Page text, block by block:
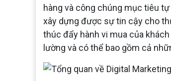
hàng và công chúng mục tiêu
xây dựng được sự tin cậy cho
thúc đẩy hành vi mua của
lường và có thể bao gồm cả